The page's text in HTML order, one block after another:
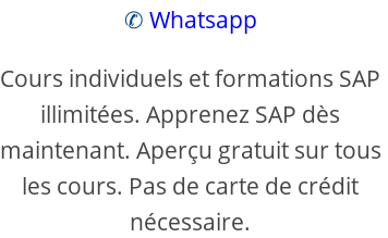
✆ Whatsapp
Cours individuels et formations SAP
illimitées. Apprenez SAP dès
maintenant. Aperçu gratuit sur tous
les cours. Pas de carte de crédit
nécessaire.